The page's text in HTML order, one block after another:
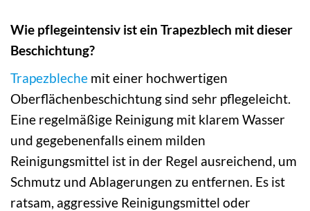
Wie pflegeintensiv ist ein Trapezblech mit dieser
Beschichtung?
Trapezbleche mit einer hochwertigen
Oberflächenbeschichtung sind sehr pflegeleicht.
Eine regelmäßige Reinigung mit klarem Wasser
und gegebenenfalls einem milden
Reinigungsmittel ist in der Regel ausreichend, um
Schmutz und Ablagerungen zu entfernen. Es ist
ratsam, aggressive Reinigungsmittel oder